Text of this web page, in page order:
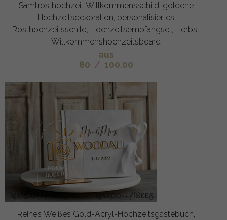
Samtrosthochzeit Willkommensschild, goldene
Hochzeitsdekoration, personalisiertes
Rosthochzeitsschild, Hochzeitsempfangset, Herbst
Willkommenshochzeitsboard
aus
80 / 100.00
Reines Weißes Gold-Acryl-Hochzeitsgästebuch,